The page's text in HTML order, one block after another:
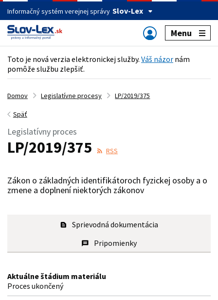
Informačný systém verejnej správy Slov-Lex
Menu
Toto je nová verzia elektronickej služby. Váš názor nám
pomôže službu zlepšiť.